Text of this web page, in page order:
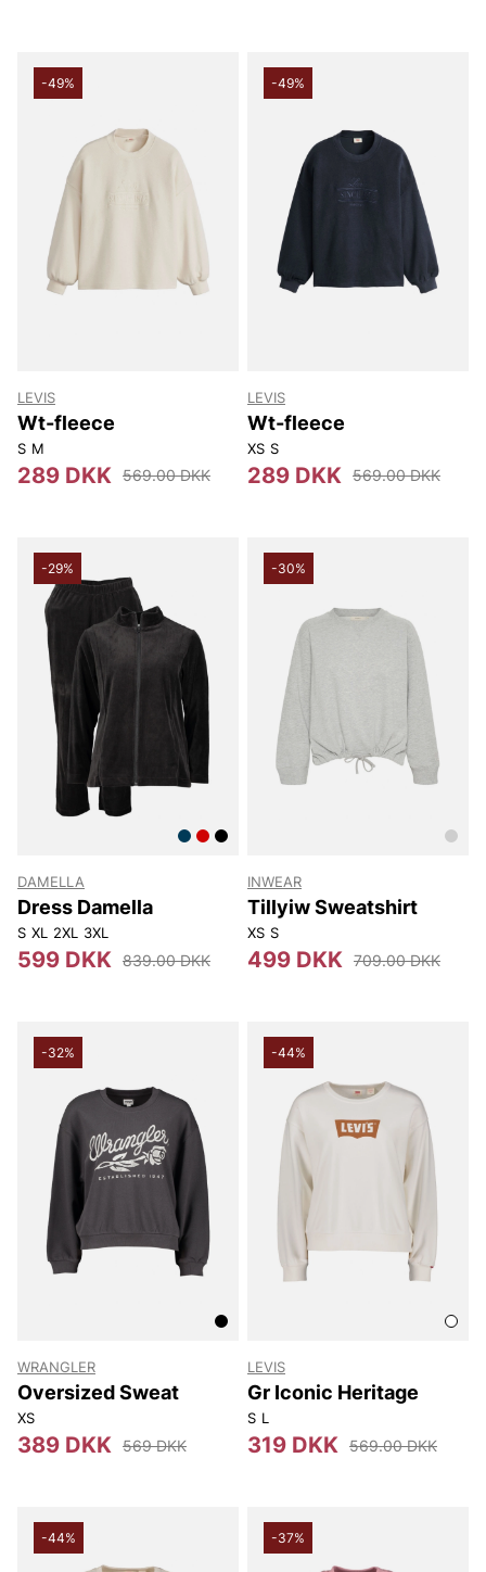
-49%
LEVIS
Wt-fleece
S M
289 DKK 569.00 DKK
-49%
LEVIS
Wt-fleece
XS S
289 DKK 569.00 DKK
-29%
DAMELLA
Dress Damella
S XL 2XL 3XL
599 DKK 839.00 DKK
-30%
INWEAR
Tillyiw Sweatshirt
XS S
499 DKK 709.00 DKK
-32%
WRANGLER
Oversized Sweat
XS
389 DKK 569 DKK
-44%
LEVIS
Gr Iconic Heritage
S L
319 DKK 569.00 DKK
-44% -37%